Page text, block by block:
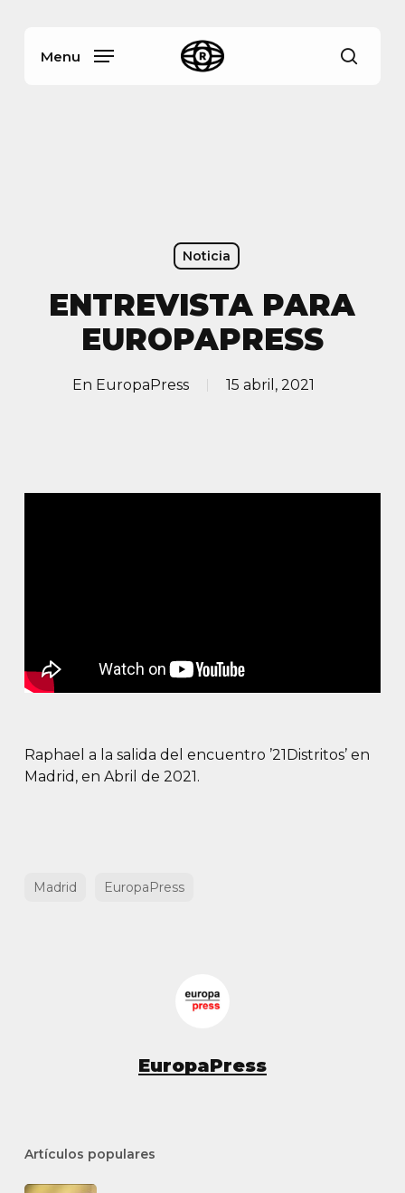
Menu
Noticia
ENTREVISTA PARA
EUROPAPRESS
En EuropaPress 15 abril, 2021
Raphael a la salida del encuentro ’21Distritos’ en
Madrid, en Abril de 2021.
Madrid EuropaPress
EuropaPress
Artículos populares